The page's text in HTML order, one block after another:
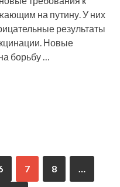
на путину. У них
результаты
Новые
борьбу …
7 8 …